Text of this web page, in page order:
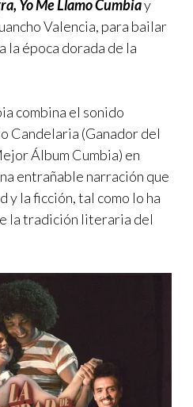
Yo Me Llamo Cumbiay
Valencia, para bailar
la época dorada de la
combina el sonido
Candelaria (Ganador del
Álbum Cumbia) en
entrañable narración que
y la ficción, tal como lo ha
la tradición literaria del